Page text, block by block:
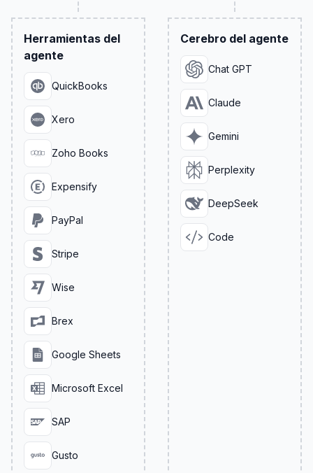
Herramientas del
agente
QuickBooks
Xero
Zoho Books
Expensify
PayPal
Stripe
Wise
Brex
Google Sheets
Microsoft Excel
SAP
Gusto
Cerebro del agente
Chat GPT
Claude
Gemini
Perplexity
DeepSeek
Code